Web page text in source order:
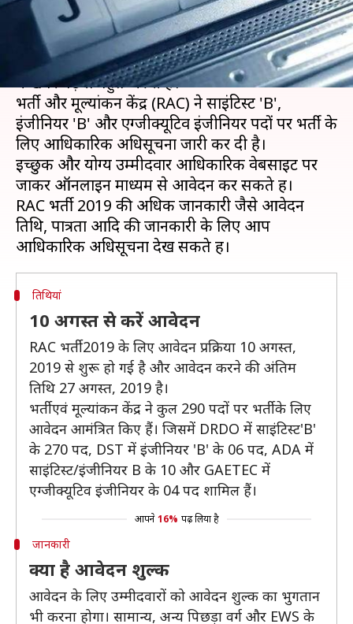
क्या है खबर?
अगर आप भी सरकारी नौकरी देख रहे हैं, तो आपके लिए
ये खबर पढ़ना बहुत जरुरी है।
भर्ती और मूल्यांकन केंद्र (RAC) ने साइंटिस्‍ट 'B',
इंजीनियर 'B' और एग्‍जीक्‍यूटिव इंजीनियर पदों पर भर्ती के
लिए आधिकारिक अधिसूचना जारी कर दी है।
इच्‍छुक और योग्‍य उम्‍मीदवार आधिकारिक वेबसाइट पर
जाकर ऑनलाइन माध्यम से आवेदन कर सकते हैं।
RAC भर्ती 2019 की अधिक जानकारी जैसे आवेदन
तिथि, पात्रता आदि की जानकारी के लिए आप
तिथियां
10 अगस्त से करें आवेदन
RAC भर्ती 2019 के लिए आवेदन प्रक्रिया 10 अगस्त,
2019 से शुरू हो गई है और आवेदन करने की अंतिम
तिथि 27 अगस्‍त, 2019 है।
भर्ती एवं मूल्‍यांकन केंद्र ने कुल 290 पदों पर भर्ती के लिए
आवेदन आमंत्रित किए हैं। जिसमें DRDO में साइंटिस्‍ट'B'
के 270 पद, DST में इंजीनियर 'B' के 06 पद, ADA में
साइंटिस्ट/इंजीनियर B के 10 और GAETEC में
एग्‍जीक्‍यूटिव इंजीनियर के 04 पद शामिल हैं।
आपने 16% पढ़ लिया है
जानकारी
क्या है आवेदन शुल्क
आवेदन के लिए उम्मीदवारों को आवेदन शुल्क का भुगतान
भी करना होगा। सामान्य, अन्य पिछड़ा वर्ग और EWS के